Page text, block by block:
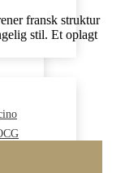
fransk struktur
stil. Et oplagt